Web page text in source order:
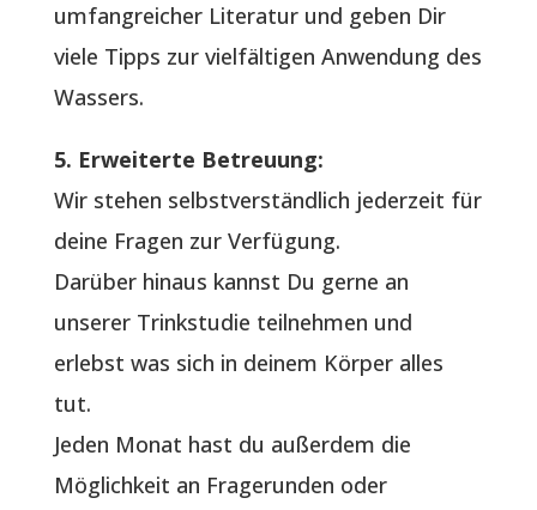
umfangreicher Literatur und geben Dir
viele Tipps zur vielfältigen Anwendung des
Wassers.
5. Erweiterte Betreuung:
Wir stehen selbstverständlich jederzeit für
deine Fragen zur Verfügung.
Darüber hinaus kannst Du gerne an
unserer Trinkstudie teilnehmen und
erlebst was sich in deinem Körper alles
tut.
Jeden Monat hast du außerdem die
Möglichkeit an Fragerunden oder